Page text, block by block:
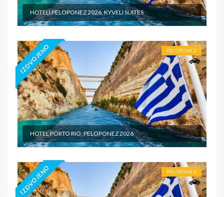
HOTELI PELOPONEZ 2026, KYVELI SUITES
IZDVOJENO PELOPONEZ
HOTEL PORTO RIO, PELOPONEZ 2026
IZDVOJENO PELOPONEZ